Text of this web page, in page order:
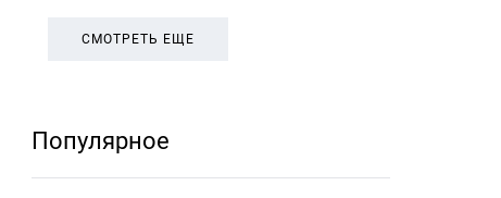
СМОТРЕТЬ ЕЩЕ
Популярное